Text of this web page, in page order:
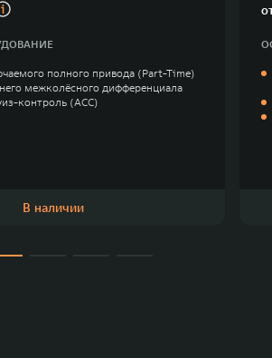
полного привода (Part-Time)
межколёсного дифференциала
контроль (ACC)
В наличии